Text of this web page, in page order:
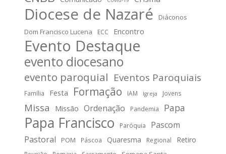
Diocese de Nazaré
Diáconos
Dom Francisco Lucena
ECC Encontro
Evento Destaque
evento diocesano
evento paroquial Eventos Paroquiais
Família Festa Formação IAM Igreja Jovens
Missa Missão Ordenação Pandemia Papa
Papa Francisco Paróquia
Pascom
Pastoral
POM Páscoa Quaresma Regional Retiro